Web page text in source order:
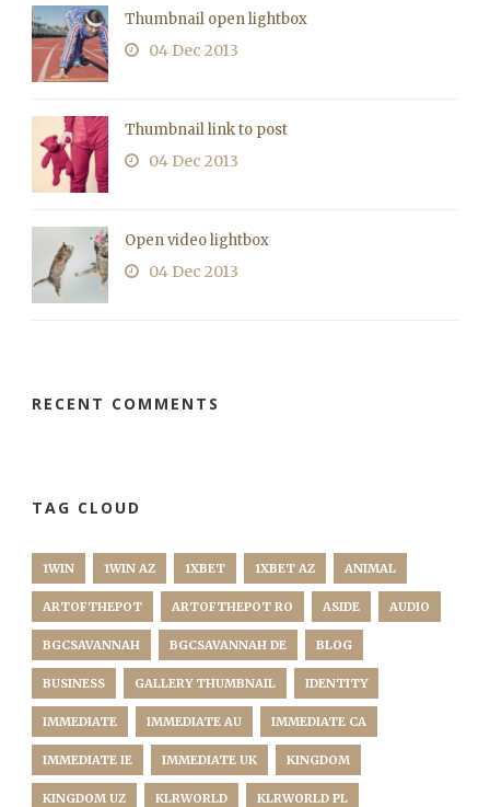
Thumbnail open lightbox
04 Dec 2013
Thumbnail link to post
04 Dec 2013
Open video lightbox
04 Dec 2013
RECENT COMMENTS
TAG CLOUD
1WIN 1WIN AZ 1XBET 1XBET AZ ANIMAL
ARTOFTHEPOT ARTOFTHEPOT RO ASIDE AUDIO
BGCSAVANNAH BGCSAVANNAH DE BLOG
BUSINESS GALLERY THUMBNAIL IDENTITY
IMMEDIATE IMMEDIATE AU IMMEDIATE CA
IMMEDIATE IE IMMEDIATE UK KINGDOM
KINGDOM UZ KLRWORLD KLRWORLD PL